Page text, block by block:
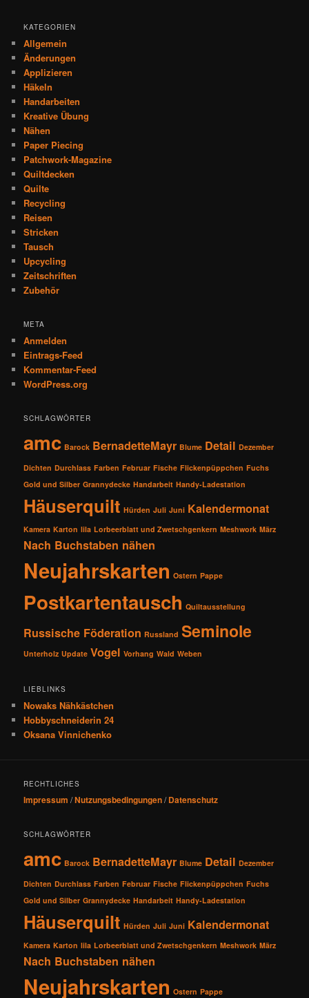
KATEGORIEN
Allgemein
Änderungen
Applizieren
Häkeln
Handarbeiten
Kreative Übung
Nähen
Paper Piecing
Patchwork-Magazine
Quiltdecken
Quilte
Recycling
Reisen
Stricken
Tausch
Upcycling
Zeitschriften
Zubehör
META
Anmelden
Eintrags-Feed
Kommentar-Feed
WordPress.org
SCHLAGWÖRTER
amc Barock BernadetteMayr Blume Detail Dezember
Dichten Durchlass Farben Februar Fische Flickenpüppchen Fuchs
Gold und Silber Grannydecke Handarbeit Handy-Ladestation
Häuserquilt Hürden Juli Juni Kalendermonat
Kamera Karton lila Lorbeerblatt und Zwetschgenkern Meshwork März
Nach Buchstaben nähen
Neujahrskarten Ostern Pappe
Postkartentausch Quiltausstellung
Russische Föderation Russland Seminole
Unterholz Update Vogel Vorhang Wald Weben
LIEBLINKS
Nowaks Nähkästchen
Hobbyschneiderin 24
Oksana Vinnichenko
RECHTLICHES
Impressum /Nutzungsbedingungen/Datenschutz
SCHLAGWÖRTER
amc Barock BernadetteMayr Blume Detail Dezember
Dichten Durchlass Farben Februar Fische Flickenpüppchen Fuchs
Gold und Silber Grannydecke Handarbeit Handy-Ladestation
Häuserquilt Hürden Juli Juni Kalendermonat
Kamera Karton lila Lorbeerblatt und Zwetschgenkern Meshwork März
Nach Buchstaben nähen
Neujahrskarten Ostern Pappe